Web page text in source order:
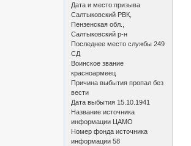
Дата и место призыва
Салтыковский РВК,
Пензенская обл.,
Салтыковский р-н
Последнее место службы 249
СД
Воинское звание
красноармеец
Причина выбытия пропал без
вести
Дата выбытия 15.10.1941
Название источника
информации ЦАМО
Номер фонда источника
информации 58